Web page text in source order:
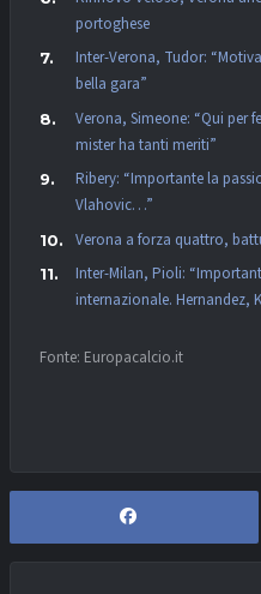
portoghese
Inter-Verona, Tudor:
bella gara”
Verona, Simeone: “Qui per
mister ha tanti meriti”
Ribery: “Importante la
Vlahovic…”
Verona a forza quattro,
Inter-Milan, Pioli:
internazionale. Hernandez,
Fonte: Europacalcio.it